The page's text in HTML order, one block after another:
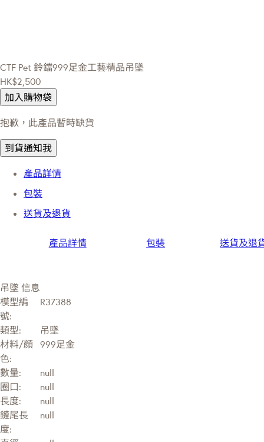
CTF Pet 鈴鐺999足金工藝精品吊墜
HK$2,500
加入購物袋
抱歉，此產品暫時缺貨
到貨通知我
產品詳情
包裝
送貨及退貨
產品詳情 包裝 送貨及退
吊墜 信息
模型編
號:
R37388
類型:
吊墜
材料/顔
色:
999足金
數量:
null
圈口:
null
長度:
null
鏈尾長
度:
null